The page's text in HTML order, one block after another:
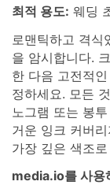
최적 용도: 웨딩
로맨틱하고 격
을 암시합니다.
한 다음 고전적
정하세요. 모든
노그램 또는 봉
거운 잉크 커버
가장 깊은 색조
media.io를 사용